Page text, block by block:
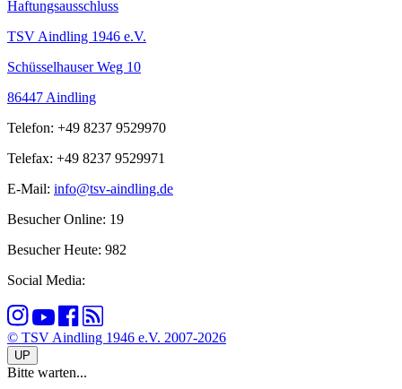
Haftungsausschluss
TSV Aindling 1946 e.V.
Schüsselhauser Weg 10
86447 Aindling
Telefon: +49 8237 9529970
Telefax: +49 8237 9529971
E-Mail: info@tsv-aindling.de
Besucher Online: 19
Besucher Heute: 982
Social Media:
© TSV Aindling 1946 e.V. 2007-2026
UP
Bitte warten...